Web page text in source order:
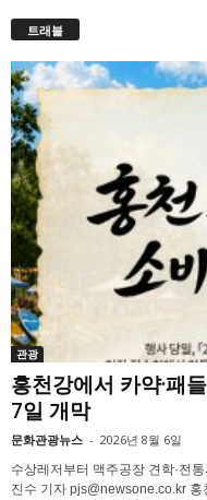
트래블
관광
홍천강에서 카약·패
7일 개막
문화관광뉴스 - 2026년 8월 6일
수상레저부터 맥주공장 견학·전
진수 기자 pjs@newsone.co.kr